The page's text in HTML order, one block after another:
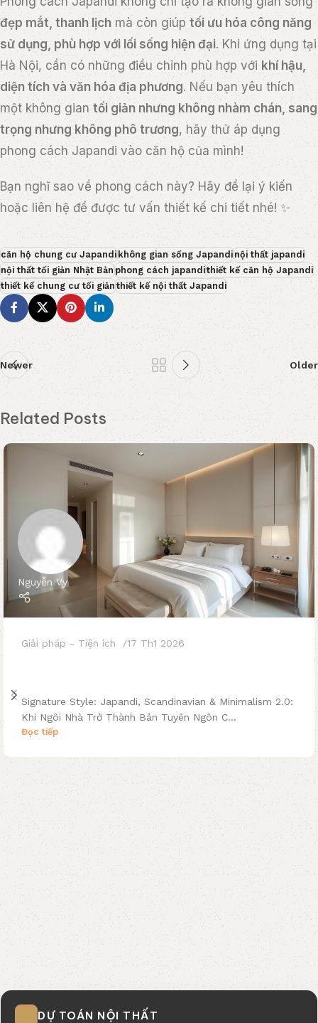
đẹp mắt, thanh lịchmà còn giúptối ưu hóa công năng
sử dụng, phù hợp với lối sống hiện đại. Khi ứng dụng tại
Hà Nội, cần có những điều chỉnh phù hợp vớikhí hậu,
diện tích và văn hóa địa phương. Nếu bạn yêu thích
một không gian tối giản nhưng không nhàm chán, sang
trọng nhưng không phô trương, hãy thử áp dụng
phong cách Japandi vào căn hộ của mình!
Bạn nghĩ sao về phong cách này? Hãy để lại ý kiến
hoặc liên hệ để được tư vấn thiết kế chi tiết nhé! ✨
căn hộ chung cư Japandikhông gian sống Japandinội thất japandi
nội thất tối giản Nhật Bảnphong cách japandithiết kế căn hộ Japandi
thiết kế chung cư tối giản thiết kế nội thất Japandi
Newer Older
Related Posts
Nguyễn Vy
Giải pháp - Tiện ích 17 Th1 2026
Signature Style: Japandi, Scandinavian & Minimalism 2.0:
Khi Ngôi Nhà Trở Thành Bản Tuyên Ngôn C...
Đọc tiếp
DỰ TOÁN NỘI THẤT